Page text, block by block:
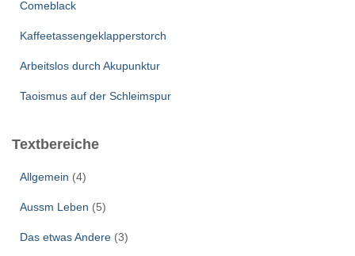
Comeblack
Kaffeetassengeklapperstorch
Arbeitslos durch Akupunktur
Taoismus auf der Schleimspur
Textbereiche
Allgemein (4)
Aussm Leben (5)
Das etwas Andere (3)